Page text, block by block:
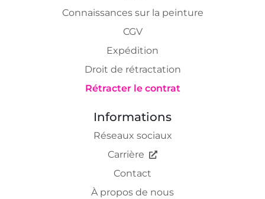
Connaissances sur la peinture
CGV
Expédition
Droit de rétractation
Rétracter le contrat
Informations
Réseaux sociaux
Carrière
Contact
À propos de nous